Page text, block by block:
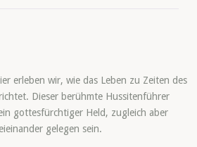
erleben wir, wie das Leben zu Zeiten des
Dieser berühmte Hussitenführer
gottesfürchtiger Held, zugleich aber
gelegen sein.